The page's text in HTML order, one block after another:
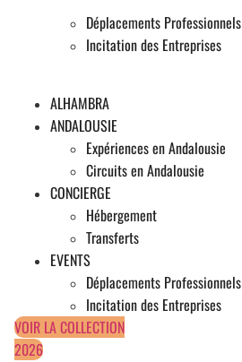
Déplacements Professionnels
Incitation des Entreprises
ALHAMBRA
ANDALOUSIE
Expériences en Andalousie
Circuits en Andalousie
CONCIERGE
Hébergement
Transferts
EVENTS
Déplacements Professionnels
Incitation des Entreprises
VOIR LA COLLECTION
2026